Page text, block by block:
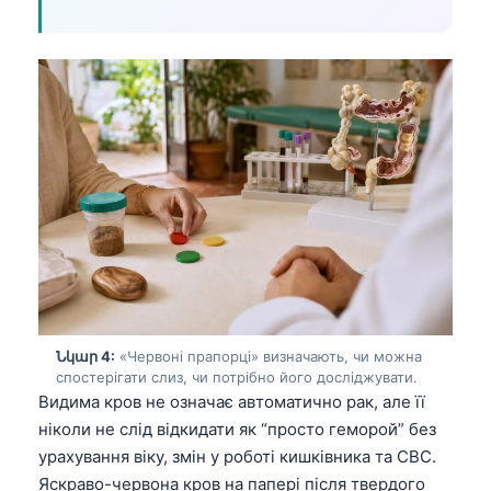
Նկար 4: «Червоні прапорці» визначають, чи можна
спостерігати слиз, чи потрібно його досліджувати.
Видима кров не означає автоматично рак, але її
ніколи не слід відкидати як “просто геморой” без
урахування віку, змін у роботі кишківника та CBC.
Яскраво-червона кров на папері після твердого